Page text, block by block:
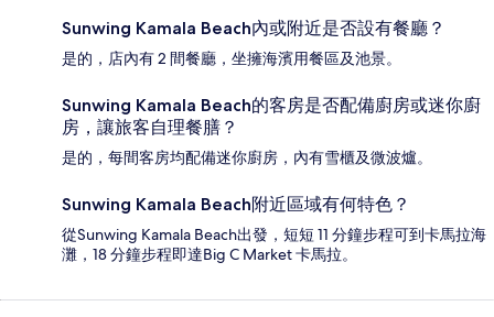
Sunwing Kamala Beach內或附近是否設有餐廳？
是的，店內有 2 間餐廳，坐擁海濱用餐區及池景。
Sunwing Kamala Beach的客房是否配備廚房或迷你廚
房，讓旅客自理餐膳？
是的，每間客房均配備迷你廚房，內有雪櫃及微波爐。
Sunwing Kamala Beach附近區域有何特色？
從Sunwing Kamala Beach出發，短短 11 分鐘步程可到卡馬拉海
灘，18 分鐘步程即達Big C Market 卡馬拉。